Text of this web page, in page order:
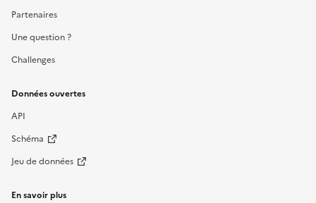
Partenaires
Une question ?
Challenges
Données ouvertes
API
Schéma
Jeu de données
En savoir plus